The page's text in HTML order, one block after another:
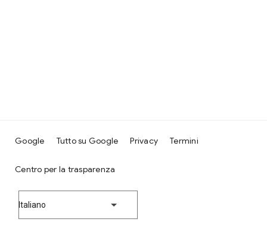
Google Tutto su Google Privacy Termini
Centro per la trasparenza
Italiano